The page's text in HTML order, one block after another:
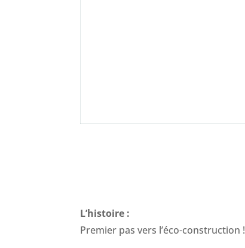
L’histoire :
Premier pas vers l’éco-construction !